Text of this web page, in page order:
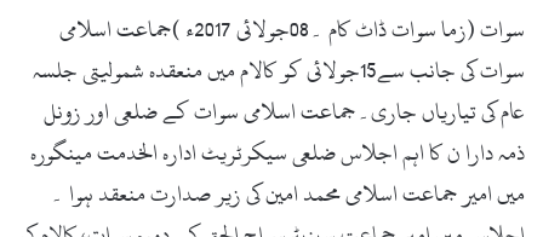
d
e
m
i
سوات (زما سوات ڈاٹ کام ۔08جولائی 2017ء )جماعت اسلامی
سوات کی جانب سے15جولائی کو کالام میں منعقدہ شمولیتی جلسہ
عام کی تیاریاں جاری۔جماعت اسلامی سوات کے ضلعی اور زونل
ذمہ دارا ن کا اہم اجلاس ضلعی سیکرٹریٹ ادارہ الخدمت مینگورہ
میں امیر جماعت اسلامی محمد امین کی زیر صدارت منعقد ہوا ۔